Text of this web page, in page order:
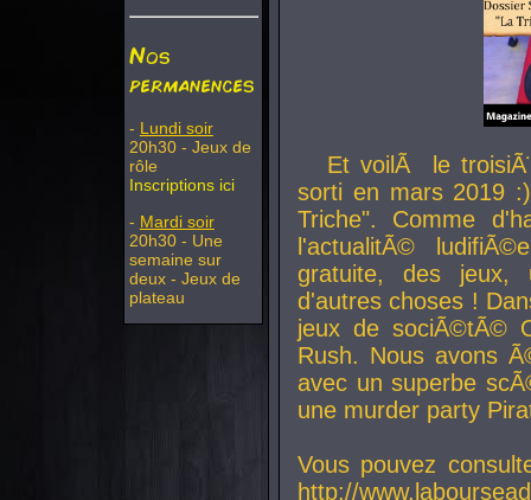
Nos
permanences
- Lundi soir
20h30 - Jeux de
rôle
Inscriptions ici
- Mardi soir
20h30 - Une
semaine sur
deux - Jeux de
plateau
Et voilÃ le
sorti en mars 2019
Triche". Comme
l'actualitÃ©
gratuite, des jeux,
d'autres choses !
jeux de sociÃ©tÃ©
Rush. Nous avons
avec un superbe
une murder party
Vous pouvez
http://